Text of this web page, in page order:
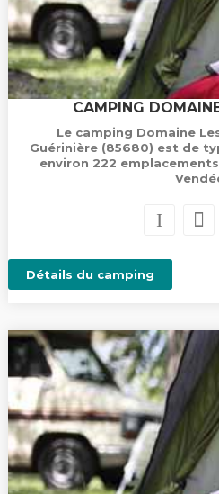
CAMPING
Le camping Domaine
Guérinière (85680) est de
environ 222
Détails du camping